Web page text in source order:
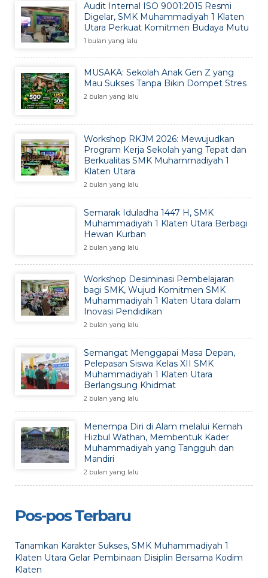
Audit Internal ISO 9001:2015 Resmi
Digelar, SMK Muhammadiyah 1 Klaten
Utara Perkuat Komitmen Budaya Mutu
1 bulan yang lalu
MUSAKA: Sekolah Anak Gen Z yang
Mau Sukses Tanpa Bikin Dompet Stres
2 bulan yang lalu
Workshop RKJM 2026: Mewujudkan
Program Kerja Sekolah yang Tepat dan
Berkualitas SMK Muhammadiyah 1
Klaten Utara
2 bulan yang lalu
Semarak Iduladha 1447 H, SMK
Muhammadiyah 1 Klaten Utara Berbagi
Hewan Kurban
2 bulan yang lalu
Workshop Desiminasi Pembelajaran
bagi SMK, Wujud Komitmen SMK
Muhammadiyah 1 Klaten Utara dalam
Inovasi Pendidikan
2 bulan yang lalu
Semangat Menggapai Masa Depan,
Pelepasan Siswa Kelas XII SMK
Muhammadiyah 1 Klaten Utara
Berlangsung Khidmat
2 bulan yang lalu
Menempa Diri di Alam melalui Kemah
Hizbul Wathan, Membentuk Kader
Muhammadiyah yang Tangguh dan
Mandiri
2 bulan yang lalu
Pos-pos Terbaru
Tanamkan Karakter Sukses, SMK Muhammadiyah 1
Klaten Utara Gelar Pembinaan Disiplin Bersama Kodim
Klaten